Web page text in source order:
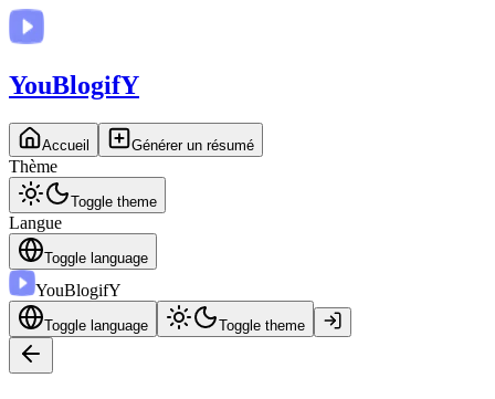
YouBlogifY
Accueil Générer un résumé
Thème
Toggle theme
Langue
Toggle language
YouBlogifY
Toggle language Toggle theme